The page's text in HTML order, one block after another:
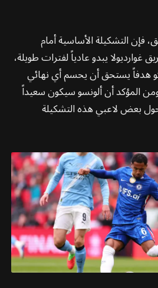
فإن التشكيلة الأساسية أمام
يبدو عادياً لفترات طويلة،
هدفاً يستحق أن يحسم أي نهائي
المؤكد أن ألونسو سيكون سعيداً
بعض لاعبي هذه التشكيلة